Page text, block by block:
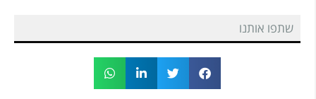
שתפו אותנו